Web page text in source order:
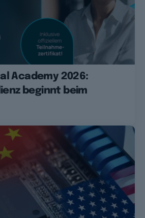
Academy 2026:
beginnt beim